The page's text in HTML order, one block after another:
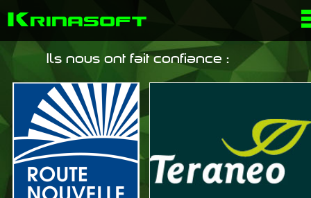
Krinasoft
Ils nous ont fait confiance :